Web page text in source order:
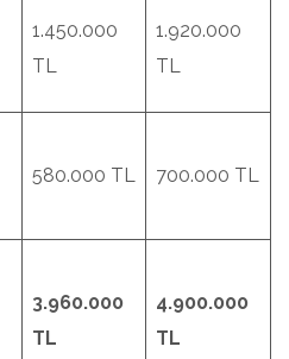
1.450.000
TL
1.920.000
TL
580.000 TL 700.000 TL
3.960.000
TL
4.900.000
TL